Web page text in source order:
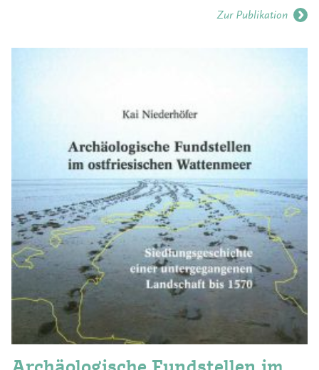
Zur Publikation